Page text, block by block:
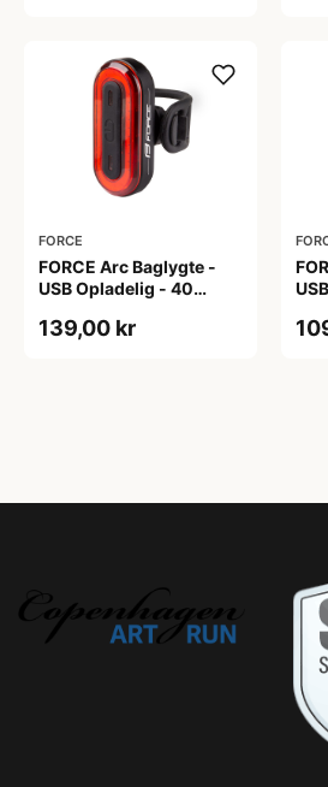
FORCE
FORCE Arc Baglygte -
USB Opladelig - 40
139,00 kr